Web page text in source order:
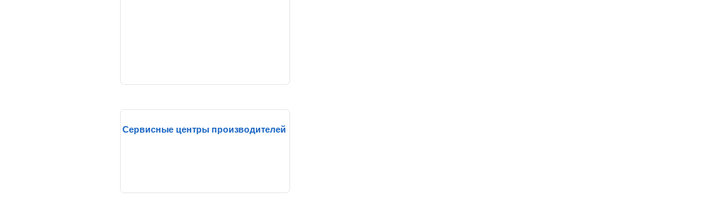
Сервисные центры производителей